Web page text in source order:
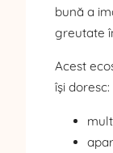
bună a
greutate
Acest
își doresc: